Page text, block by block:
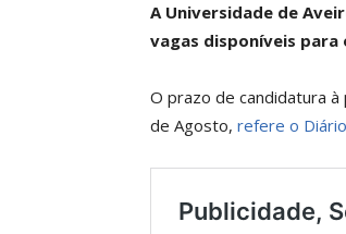
A Universidade de
vagas disponíveis para
O prazo de candidatura
de Agosto, refere o